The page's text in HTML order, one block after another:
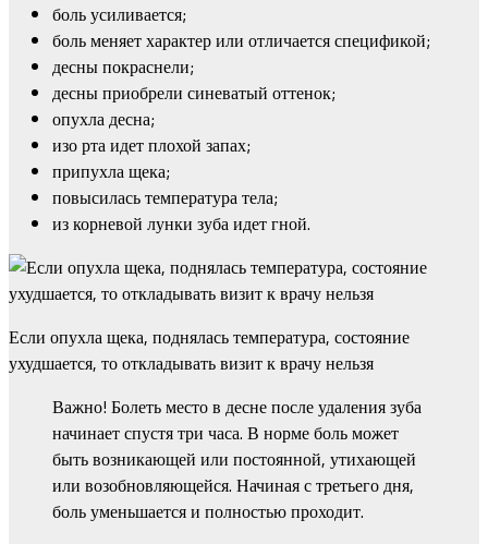
боль усиливается;
боль меняет характер или отличается спецификой;
десны покраснели;
десны приобрели синеватый оттенок;
опухла десна;
изо рта идет плохой запах;
припухла щека;
повысилась температура тела;
из корневой лунки зуба идет гной.
Если опухла щека, поднялась температура, состояние
ухудшается, то откладывать визит к врачу нельзя
Важно! Болеть место в десне после удаления зуба
начинает спустя три часа. В норме боль может
быть возникающей или постоянной, утихающей
или возобновляющейся. Начиная с третьего дня,
боль уменьшается и полностью проходит.